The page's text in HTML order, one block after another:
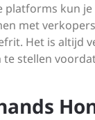
kun je
met
Het is altijd
stellen